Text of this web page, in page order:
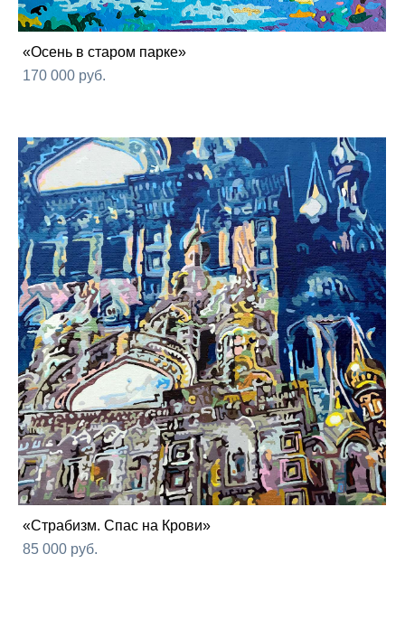
«Осень в старом парке»
170 000 pуб.
«Страбизм. Спас на Крови»
85 000 pуб.